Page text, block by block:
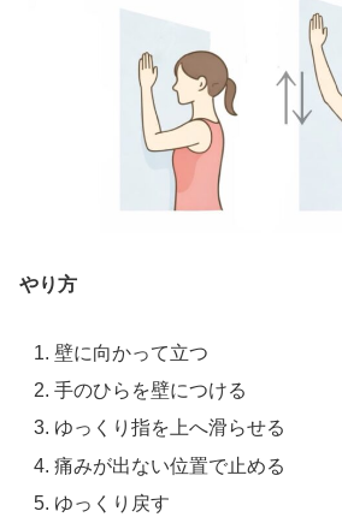
やり方
壁に向かって立つ
手のひらを壁につける
ゆっくり指を上へ滑らせる
痛みが出ない位置で止める
ゆっくり戻す